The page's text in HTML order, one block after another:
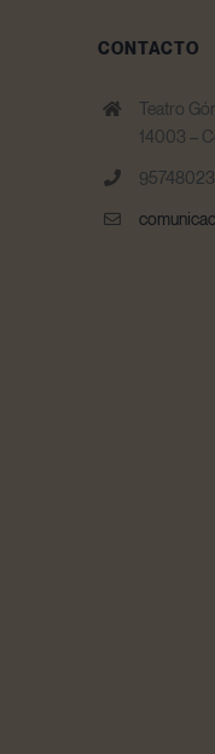
CONTACTO
Teatro
14003 –